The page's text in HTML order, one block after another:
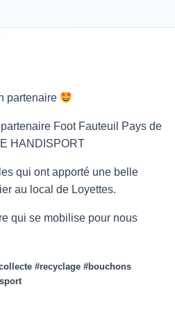
partenaire
Foot Fauteuil Pays de
HANDISPORT
qui ont apporté une belle
au local de Loyettes.
qui se mobilise pour nous
#recyclage #bouchons